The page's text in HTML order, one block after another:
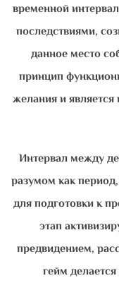
временной
последствиями,
данное место
принцип
желания и
Интервал между
разумом как
для подготовки к
этап
предвидением,
гейм